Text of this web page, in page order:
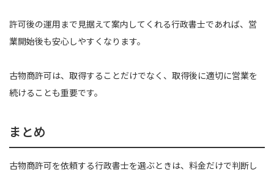
許可後の運用まで見据えて案内してくれる行政書士であれば、営
業開始後も安心しやすくなります。
古物商許可は、取得することだけでなく、取得後に適切に営業を
続けることも重要です。
まとめ
古物商許可を依頼する行政書士を選ぶときは、料金だけで判断し